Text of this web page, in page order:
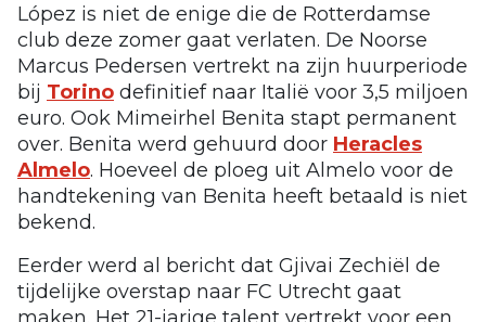
López is niet de enige die de Rotterdamse
club deze zomer gaat verlaten. De Noorse
Marcus Pedersen vertrekt na zijn huurperiode
bij Torino definitief naar Italië voor 3,5 miljoen
euro. Ook Mimeirhel Benita stapt permanent
over. Benita werd gehuurd door Heracles
Almelo. Hoeveel de ploeg uit Almelo voor de
handtekening van Benita heeft betaald is niet
bekend.
Eerder werd al bericht dat Gjivai Zechiël de
tijdelijke overstap naar FC Utrecht gaat